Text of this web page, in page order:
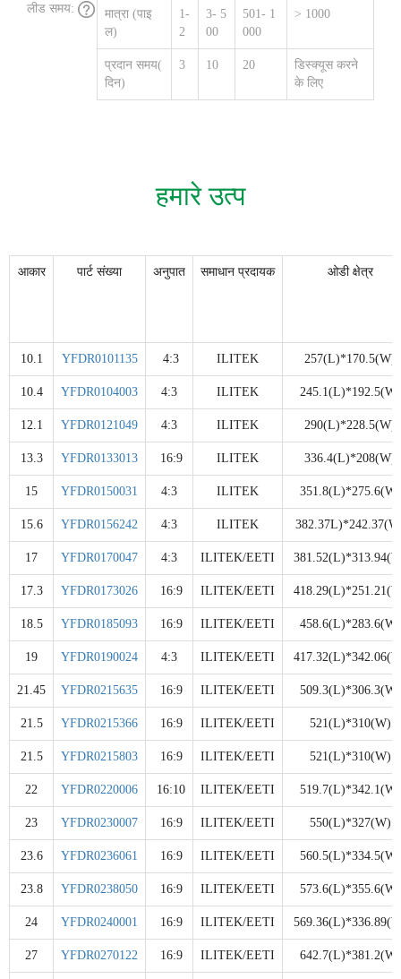
लीड समय:
मात्रा (पाइ
ल)
1-
2
3- 5
00
501- 1
000
> 1000
प्रदान समय(
दिन)
3 10 20
डिस्क्यूस करने
के लिए
हमारे उत्प
आकार पार्ट संख्या अनुपात समाधान प्रदायक ओडी क्षेत्र
10.1 YFDR0101135 4:3 ILITEK 257(L)*170.5(W)
10.4 YFDR0104003 4:3 ILITEK 245.1(L)*192.5(W)
12.1 YFDR0121049 4:3 ILITEK 290(L)*228.5(W)
13.3 YFDR0133013 16:9 ILITEK 336.4(L)*208(W)
15 YFDR0150031 4:3 ILITEK 351.8(L)*275.6(W)
15.6 YFDR0156242 4:3 ILITEK
17 YFDR0170047 4:3 ILITEK/EETI
17.3 YFDR0173026 16:9 ILITEK/EETI
18.5 YFDR0185093 16:9 ILITEK/EETI 458.6(L)*283.6(W)
19 YFDR0190024 4:3 ILITEK/EETI
21.45 YFDR0215635 16:9 ILITEK/EETI 509.3(L)*306.3(W)
21.5 YFDR0215366 16:9 ILITEK/EETI 521(L)*310(W)
21.5 YFDR0215803 16:9 ILITEK/EETI 521(L)*310(W)
22 YFDR0220006 16:10 ILITEK/EETI 519.7(L)*342.1(W)
23 YFDR0230007 16:9 ILITEK/EETI 550(L)*327(W)
23.6 YFDR0236061 16:9 ILITEK/EETI 560.5(L)*334.5(W)
23.8 YFDR0238050 16:9 ILITEK/EETI 573.6(L)*355.6(W)
24 YFDR0240001 16:9 ILITEK/EETI
27 YFDR0270122 16:9 ILITEK/EETI 642.7(L)*381.2(W)